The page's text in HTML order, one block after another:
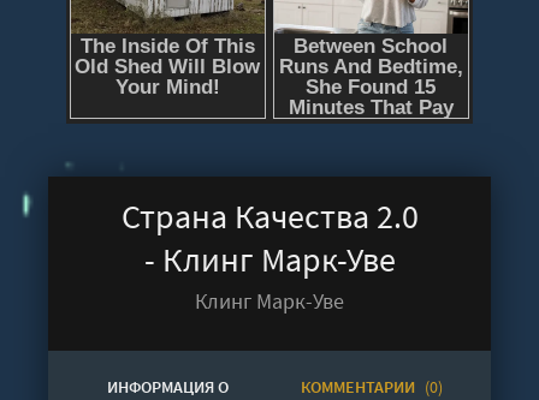
Страна Качества 2.0
- Клинг Марк-Уве
Клинг Марк-Уве
ИНФОРМАЦИЯ О КОММЕНТАРИИ (0)